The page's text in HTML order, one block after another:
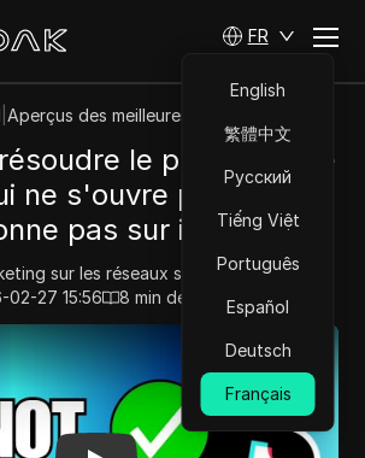
FR
English
繁體中文
Русский
Tiếng Việt
Português
Español
Deutsch
Français
Aperçus des meilleures vidéos
le problème de
ne s'ouvre pas ou ne
pas sur iPhone.
sur les réseaux sociaux
02-27 15:56
8 min de lecture
résoudre le problème de